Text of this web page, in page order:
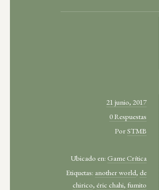
21 junio, 2017
0 Respuestas
PorSTMB
Ubicado en:Game Crítica
Etiquetas: another world, de
chirico, éric chahi, fumito